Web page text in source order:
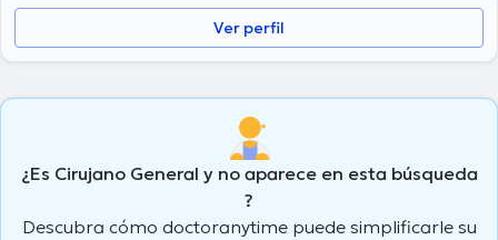
Ver perfil
¿Es Cirujano General y no aparece en esta búsqueda
?
Descubra cómo doctoranytime puede simplificarle su